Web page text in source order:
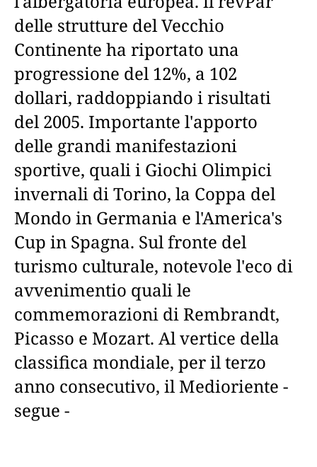
delle strutture del Vecchio
Continente ha riportato una
progressione del 12%, a 102
dollari, raddoppiando i risultati
del 2005. Importante l'apporto
delle grandi manifestazioni
sportive, quali i Giochi Olimpici
invernali di Torino, la Coppa del
Mondo in Germania e l'America's
Cup in Spagna. Sul fronte del
turismo culturale, notevole l'eco di
avvenimentio quali le
commemorazioni di Rembrandt,
Picasso e Mozart. Al vertice della
classifica mondiale, per il terzo
anno consecutivo, il Medioriente -
segue -